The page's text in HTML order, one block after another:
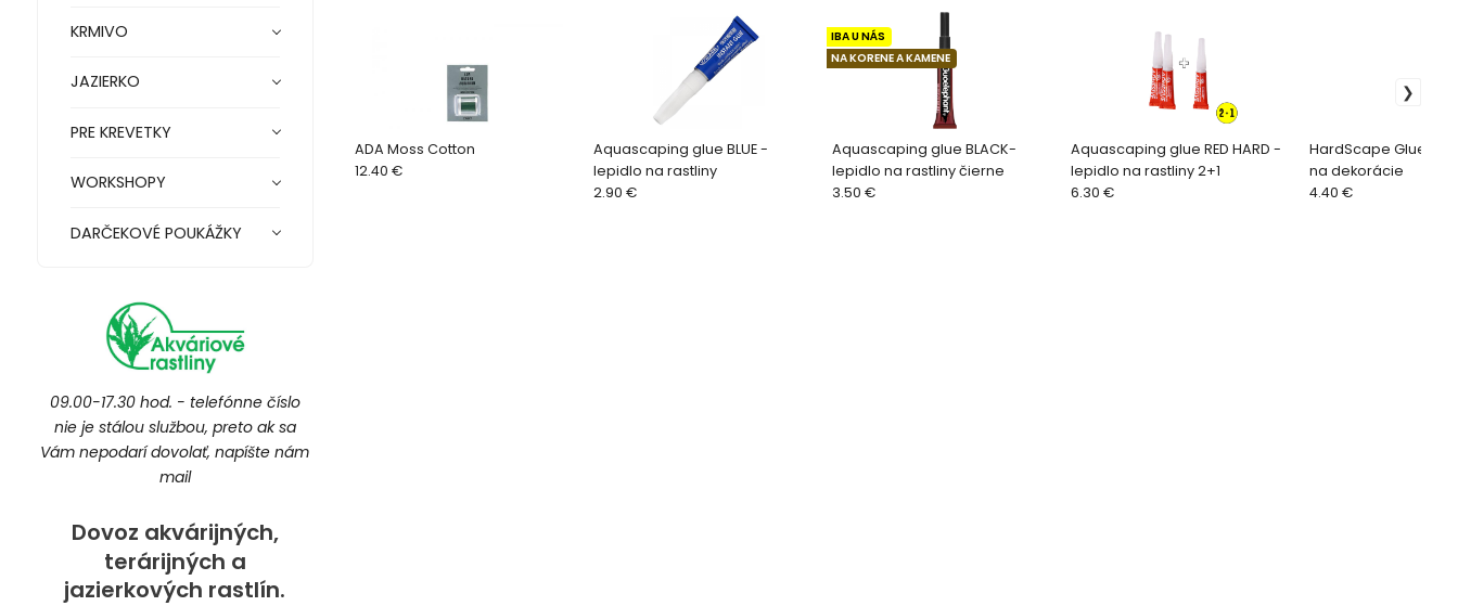
KRMIVO
JAZIERKO
PRE KREVETKY
WORKSHOPY
DARČEKOVÉ POUKÁŽKY
09.00-17.30 hod. - telefónne číslo
nie je stálou službou, preto ak sa
Vám nepodarí dovolať, napíšte nám
mail
Dovoz akvárijných,
terárijných a
jazierkových rastlín.
ADA Moss Cotton
12.40 €
Aquascaping glue BLUE -
lepidlo na rastliny
2.90 €
Aquascaping glue BLACK-
lepidlo na rastliny čierne
IBA U NÁS
NA KORENE A KAMENE
3.50 €
Aquascaping glue RED HARD -
lepidlo na rastliny 2+1
6.30 €
HardScape Glue 20
na dekorácie
4.40 €